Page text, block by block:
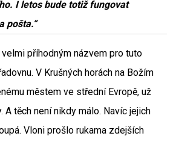
I letos bude totiž fungovat
pošta.“
příhodným názvem pro tuto
V Krušných horách na Božím
městem ve střední Evropě, už
A těch není nikdy málo. Navíc jejich
Vloni prošlo rukama zdejších